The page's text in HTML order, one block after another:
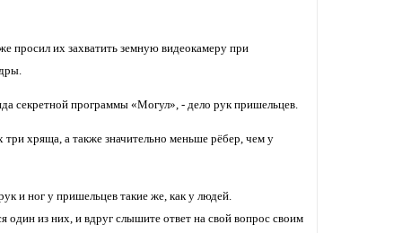
просил их захватить земную видеокамеру при
секретной программы «Могул», - дело рук пришельцев.
хряща, а также значительно меньше рёбер, чем у
и ног у пришельцев такие же, как у людей.
один из них, и вдруг слышите ответ на свой вопрос своим